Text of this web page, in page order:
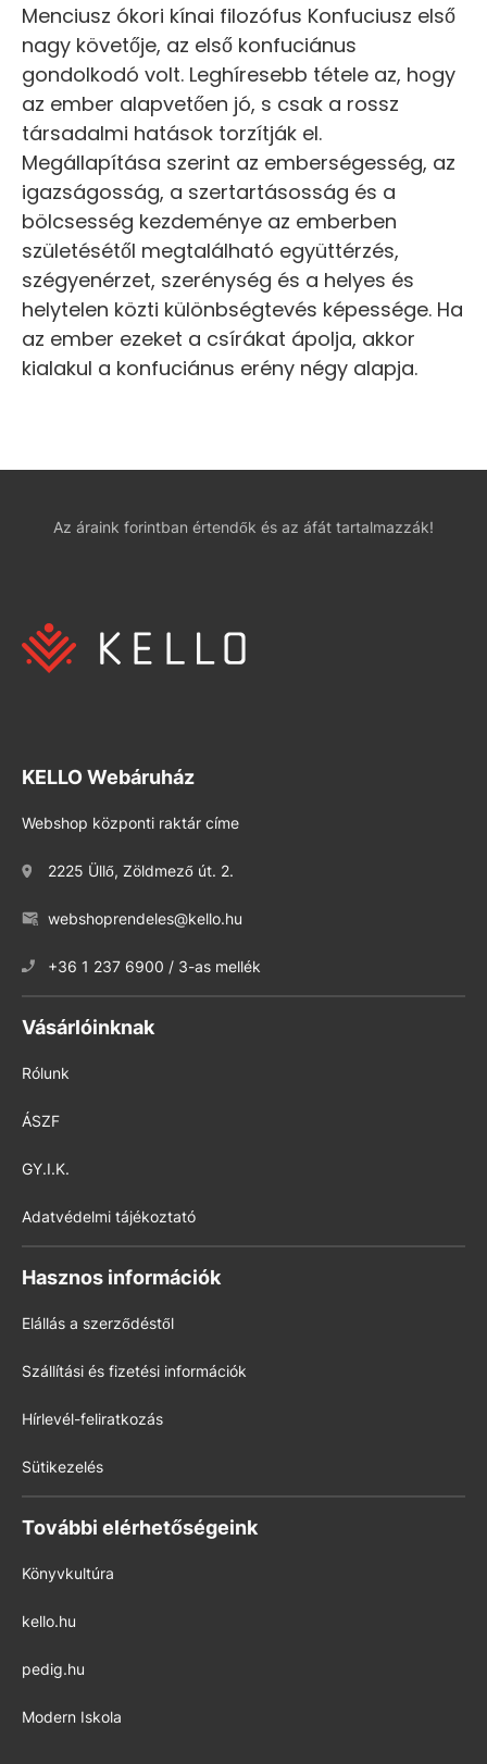
Menciusz ókori kínai filozófus Konfuciusz első
nagy követője, az első konfuciánus
gondolkodó volt. Leghíresebb tétele az, hogy
az ember alapvetően jó, s csak a rossz
társadalmi hatások torzítják el.
Megállapítása szerint az emberségesség, az
igazságosság, a szertartásosság és a
bölcsesség kezdeménye az emberben
születésétől megtalálható együttérzés,
szégyenérzet, szerénység és a helyes és
helytelen közti különbségtevés képessége. Ha
az ember ezeket a csírákat ápolja, akkor
kialakul a konfuciánus erény négy alapja.
Az áraink forintban értendők és az áfát tartalmazzák!
KELLO Webáruház
Webshop központi raktár címe
2225 Üllő, Zöldmező út. 2.
webshoprendeles@kello.hu
+36 1 237 6900 / 3-as mellék
Vásárlóinknak
Rólunk
ÁSZF
GY.I.K.
Adatvédelmi tájékoztató
Hasznos információk
Elállás a szerződéstől
Szállítási és fizetési információk
Hírlevél-feliratkozás
Sütikezelés
További elérhetőségeink
Könyvkultúra
kello.hu
pedig.hu
Modern Iskola